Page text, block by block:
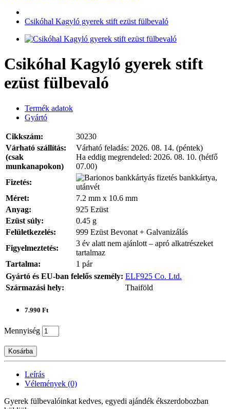
Csikóhal Kagyló gyerek stift ezüst fülbevaló
Csikóhal Kagyló gyerek stift
ezüst fülbevaló
Termék adatok
Gyártó
Cikkszám:
30230
Várható szállítás:
(csak
munkanapokon)
Várható feladás: 2026. 08. 14. (péntek)
Ha eddig megrendeled: 2026. 08. 10. (hétfő
07.00)
Fizetés:
bankkártya,
utánvét
Méret:
7.2 mm x 10.6 mm
Anyag:
925 Ezüst
Ezüst súly:
0.45 g
Felületkezelés:
999 Ezüst Bevonat + Galvanizálás
Figyelmeztetés:
3 év alatt nem ajánlott – apró alkatrészeket
tartalmaz
Tartalma:
1 pár
Gyártó és EU-ban felelős személy: ELF925 Co. Ltd.
Származási hely:
Thaiföld
7.990 Ft
Mennyiség
Kosárba
Leírás
Vélemények (0)
Gyerek fülbevalóinkat kedves, egyedi ajándék ékszerdobozban